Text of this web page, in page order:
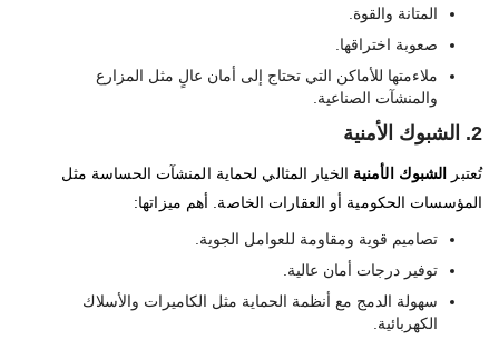
المتانة والقوة.
صعوبة اختراقها.
ملاءمتها للأماكن التي تحتاج إلى أمان عالٍ مثل المزارع
والمنشآت الصناعية.
2. الشبوك الأمنية
تُعتبر الشبوك الأمنية الخيار المثالي لحماية المنشآت الحساسة مثل
المؤسسات الحكومية أو العقارات الخاصة. أهم ميزاتها:
تصاميم قوية ومقاومة للعوامل الجوية.
توفير درجات أمان عالية.
سهولة الدمج مع أنظمة الحماية مثل الكاميرات والأسلاك
الكهربائية.